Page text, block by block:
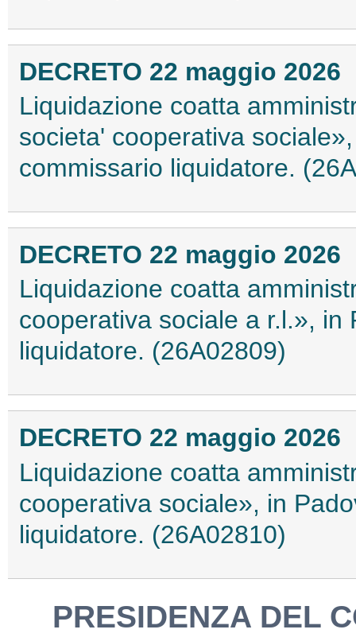
DECRETO 22 maggio 2026
Liquidazione coatta
societa' cooperativa
commissario liquidatore.
DECRETO 22 maggio 2026
Liquidazione coatta
cooperativa sociale a r.l.»,
liquidatore. (26A02809)
DECRETO 22 maggio 2026
Liquidazione coatta
cooperativa sociale», in
liquidatore. (26A02810)
PRESIDENZA DEL